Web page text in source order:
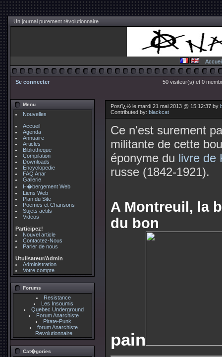
Un journal purement révolutionnaire
Accueil
Se connecter 50 visiteur(s) et 0
Menu
Nouvelles
Accueil
Agenda
Annuaire
Articles
Bibliotheque
Compilation
Downloads
Encyclopedie
FAQ Anar
Gallerie
H�bergement Web
Liens Web
Plan du Site
Poemes et Chansons
Sujets actifs
Videos
Participez!
Nouvel article
Contactez-Nous
Parler de nous
Utulisateur/Admin
Administration
Votre compte
Forums
Resistance
Les Insoumis
Quebec Underground
Forum Anarchiste
Pirate-Punk
forum Anarchiste
Revolutionnaire
Cat�gories
Postï¿½ le mardi 21 mai 2013 @ 15:12:37 by
Contributed by: blackcat
Ce n'est surement
militante de cette
éponyme du livre de
russe (1842-1921).
A Montreuil, la
du bon
pain